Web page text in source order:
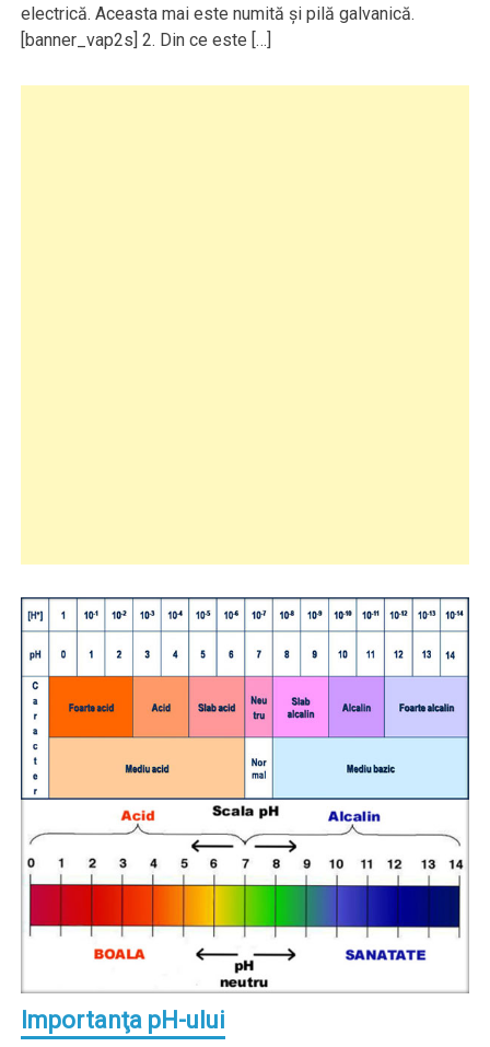
electrică. Aceasta mai este numită şi pilă galvanică.
[banner_vap2s] 2. Din ce este […]
Importanţa pH-ului